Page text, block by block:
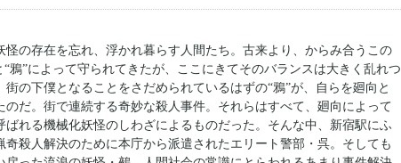
の存在を忘れ、浮かれ暮らす人間たち。古来より、からみ合うこの
鴉”によって守られてきたが、ここにきてそのバランスは大きく乱れつ
の下僕となることをさだめられているはずの“鴉”が、自らを廻向と
だ。街で連続する奇妙な殺人事件。それらはすべて、廻向によって
ばれる機械化妖怪のしわざによるものだった。そんな中、新宿駅にふ
殺人解決のために本庁から派遣されたエリート警部・呉。そしても